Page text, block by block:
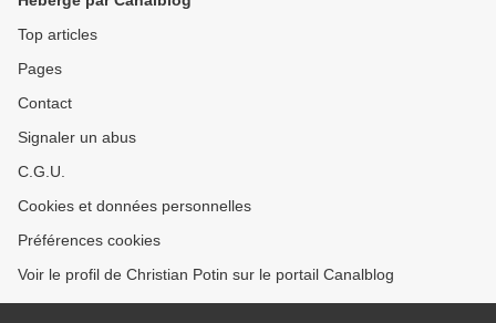
Top articles
Pages
Contact
Signaler un abus
C.G.U.
Cookies et données personnelles
Préférences cookies
Voir le profil de Christian Potin sur le portail Canalblog